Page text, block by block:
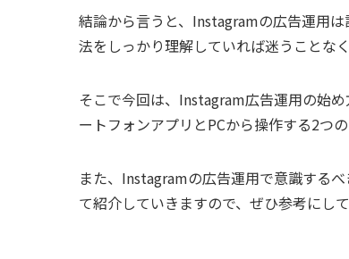
結論から言うと、Instagramの広告運用
法をしっかり理解していれば迷うことな
そこで今回は、Instagram広告運用の始
ートフォンアプリとPCから操作する2つ
また、Instagramの広告運用で意識する
て紹介していきますので、ぜひ参考にし